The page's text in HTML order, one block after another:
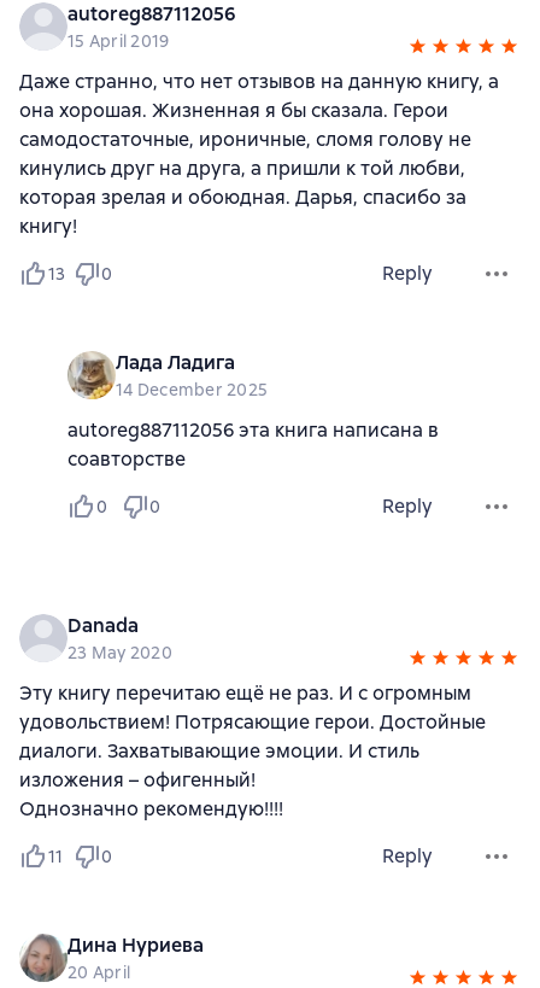
autoreg887112056
15 April 2019
Даже странно, что нет отзывов на данную книгу, а
она хорошая. Жизненная я бы сказала. Герои
самодостаточные, ироничные, сломя голову не
кинулись друг на друга, а пришли к той любви,
которая зрелая и обоюдная. Дарья, спасибо за
книгу!
13 0 Reply
Лада Ладига
14 December 2025
autoreg887112056 эта книга написана в
соавторстве
0 0 Reply
Danada
23 May 2020
Эту книгу перечитаю ещё не раз. И с огромным
удовольствием! Потрясающие герои. Достойные
диалоги. Захватывающие эмоции. И стиль
изложения – офигенный!
Однозначно рекомендую!!!!
11 0 Reply
Дина Нуриева
20 April